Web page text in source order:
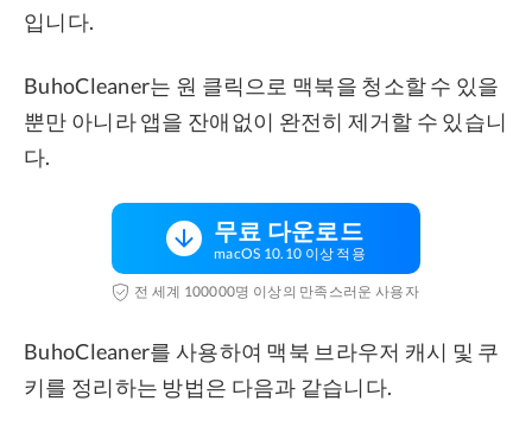
입니다.
BuhoCleaner는 원 클릭으로 맥북을 청소할 수 있을
뿐만 아니라 앱을 잔애없이 완전히 제거할 수 있습니
다.
무료 다운로드
macOS 10.10 이상 적용
전 세계 100000명 이상의 만족스러운 사용자
BuhoCleaner를 사용하여 맥북 브라우저 캐시 및 쿠
키를 정리하는 방법은 다음과 같습니다.